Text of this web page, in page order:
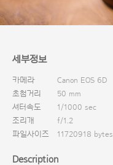
세부정보
카메라
Canon EOS 6D
초첨거리
50 mm
셔터속도
1/1000 sec
조리개
f/1.2
파일사이즈
11720918 bytes
Description